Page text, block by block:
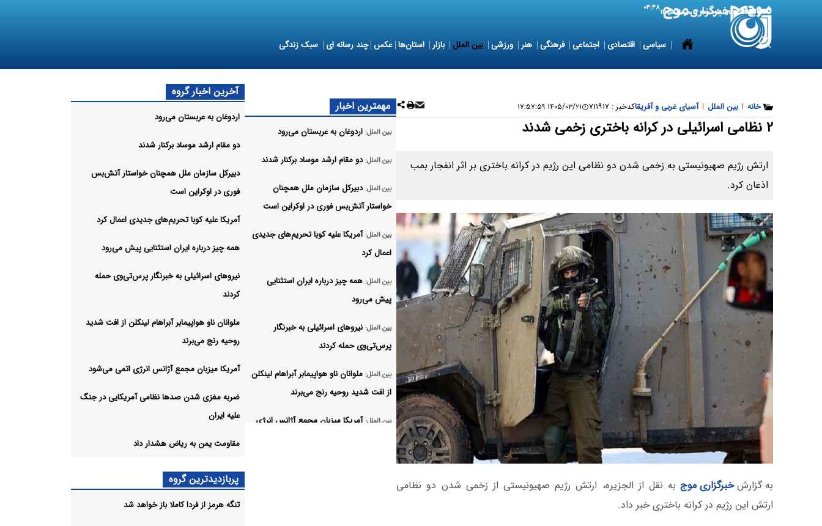
7 August 2026 جمعه ۱۶ مرداد ۱۴۰۵ ۰۴:۴۸
سیاسی اقتصادی اجتماعی فرهنگی هنر ورزشی بین الملل بازار استان‌ها عکس چند رسانه ای سبک زندگی
خانه | بین الملل | آسیای غربی و آفریقاکدخبر : ۷۱۱۹۱۷ ۱۴۰۵/۰۳/۲۱ ۱۷:۵۷:۵۹
۲ نظامی اسرائیلی در کرانه باختری زخمی شدند
ارتش رژیم صهیونیستی به زخمی شدن دو نظامی این رژیم در کرانه باختری بر اثر انفجار بمب
اذعان کرد.
به گزارشخبرگزاری موج به نقل از الجزیره، ارتش رژیم صهیونیستی از زخمی شدن دو نظامی
ارتش این رژیم در کرانه باختری خبر داد.
مهمترین اخبار
بین الملل: اردوغان به عربستان می‌رود
بین الملل: دو مقام ارشد موساد برکنار شدند
بین الملل: دبیرکل سازمان ملل همچنان
خواستار آتش‌بس فوری در اوکراین است
بین الملل: آمریکا علیه کوبا تحریم‌های جدیدی
اعمال کرد
بین الملل: همه چیز درباره ایران استثنایی
پیش می‌رود
بین الملل: نیروهای اسرائیلی به خبرنگار
پرس‌تی‌وی حمله کردند
بین الملل: ملوانان ناو هواپیمابر آبراهام لینکلن
از افت شدید روحیه رنج می‌برند
بین الملل: آمریکا میزبان مجمع آژانس انرژی
آخرین اخبار گروه
اردوغان به عربستان می‌رود
دو مقام ارشد موساد برکنار شدند
دبیرکل سازمان ملل همچنان خواستار آتش‌بس
فوری در اوکراین است
آمریکا علیه کوبا تحریم‌های جدیدی اعمال کرد
همه چیز درباره ایران استثنایی پیش می‌رود
نیروهای اسرائیلی به خبرنگار پرس‌تی‌وی حمله
کردند
ملوانان ناو هواپیمابر آبراهام لینکلن از افت شدید
روحیه رنج می‌برند
آمریکا میزبان مجمع آژانس انرژی اتمی می‌شود
ضربه مغزی شدن صدها نظامی آمریکایی در جنگ
علیه ایران
مقاومت یمن به ریاض هشدار داد
پربازدیدترین گروه
تنگه هرمز از فردا کاملا باز خواهد شد